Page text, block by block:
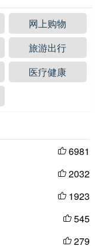
网上购物
旅游出行
医疗健康
 6981
 2032
 1923
 545
 279